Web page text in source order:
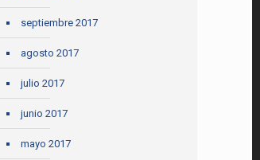
septiembre 2017
agosto 2017
julio 2017
junio 2017
mayo 2017